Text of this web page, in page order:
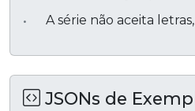
A série não aceita
JSONs de